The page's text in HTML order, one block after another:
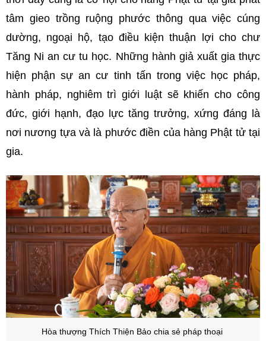
tâm gieo trồng ruộng phước thông qua việc cúng
dường, ngoại hộ, tạo điều kiện thuận lợi cho chư
Tăng Ni an cư tu học. Những hành giả xuất gia thực
hiện phận sự an cư tinh tấn trong việc học pháp,
hành pháp, nghiêm trì giới luật sẽ khiến cho công
đức, giới hạnh, đạo lực tăng trưởng, xứng đáng là
nơi nương tựa và là phước điền của hàng Phật tử tại
gia.
Hòa thượng Thích Thiện Bảo chia sẻ pháp thoại